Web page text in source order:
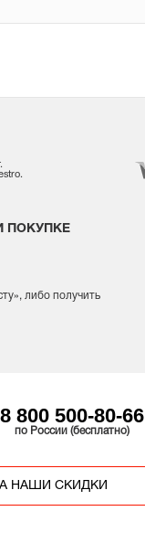
ПОКУПКЕ
», либо получить
8 800 500-80-66
по России (бесплатно)
НАШИ СКИДКИ